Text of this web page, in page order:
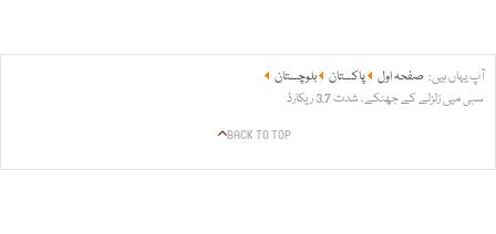
آپ یہاں ہیں: صفحہ اول پاکستان
بلوچستان
سبی میں زلزلے کے جھٹکے، شدت 3.7 ریکارڈ
BACK TO TOP